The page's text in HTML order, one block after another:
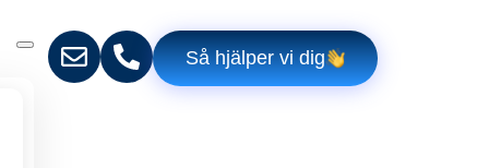
Så hjälper vi dig